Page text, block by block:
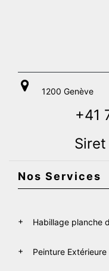
1200 Genève
+41
Nos Services
Habillage planche
Peinture Extérieure